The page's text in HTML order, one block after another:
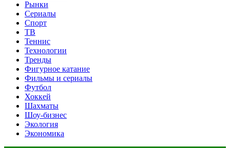
Рынки
Сериалы
Спорт
ТВ
Теннис
Технологии
Тренды
Фигурное катание
Фильмы и сериалы
Футбол
Хоккей
Шахматы
Шоу-бизнес
Экология
Экономика